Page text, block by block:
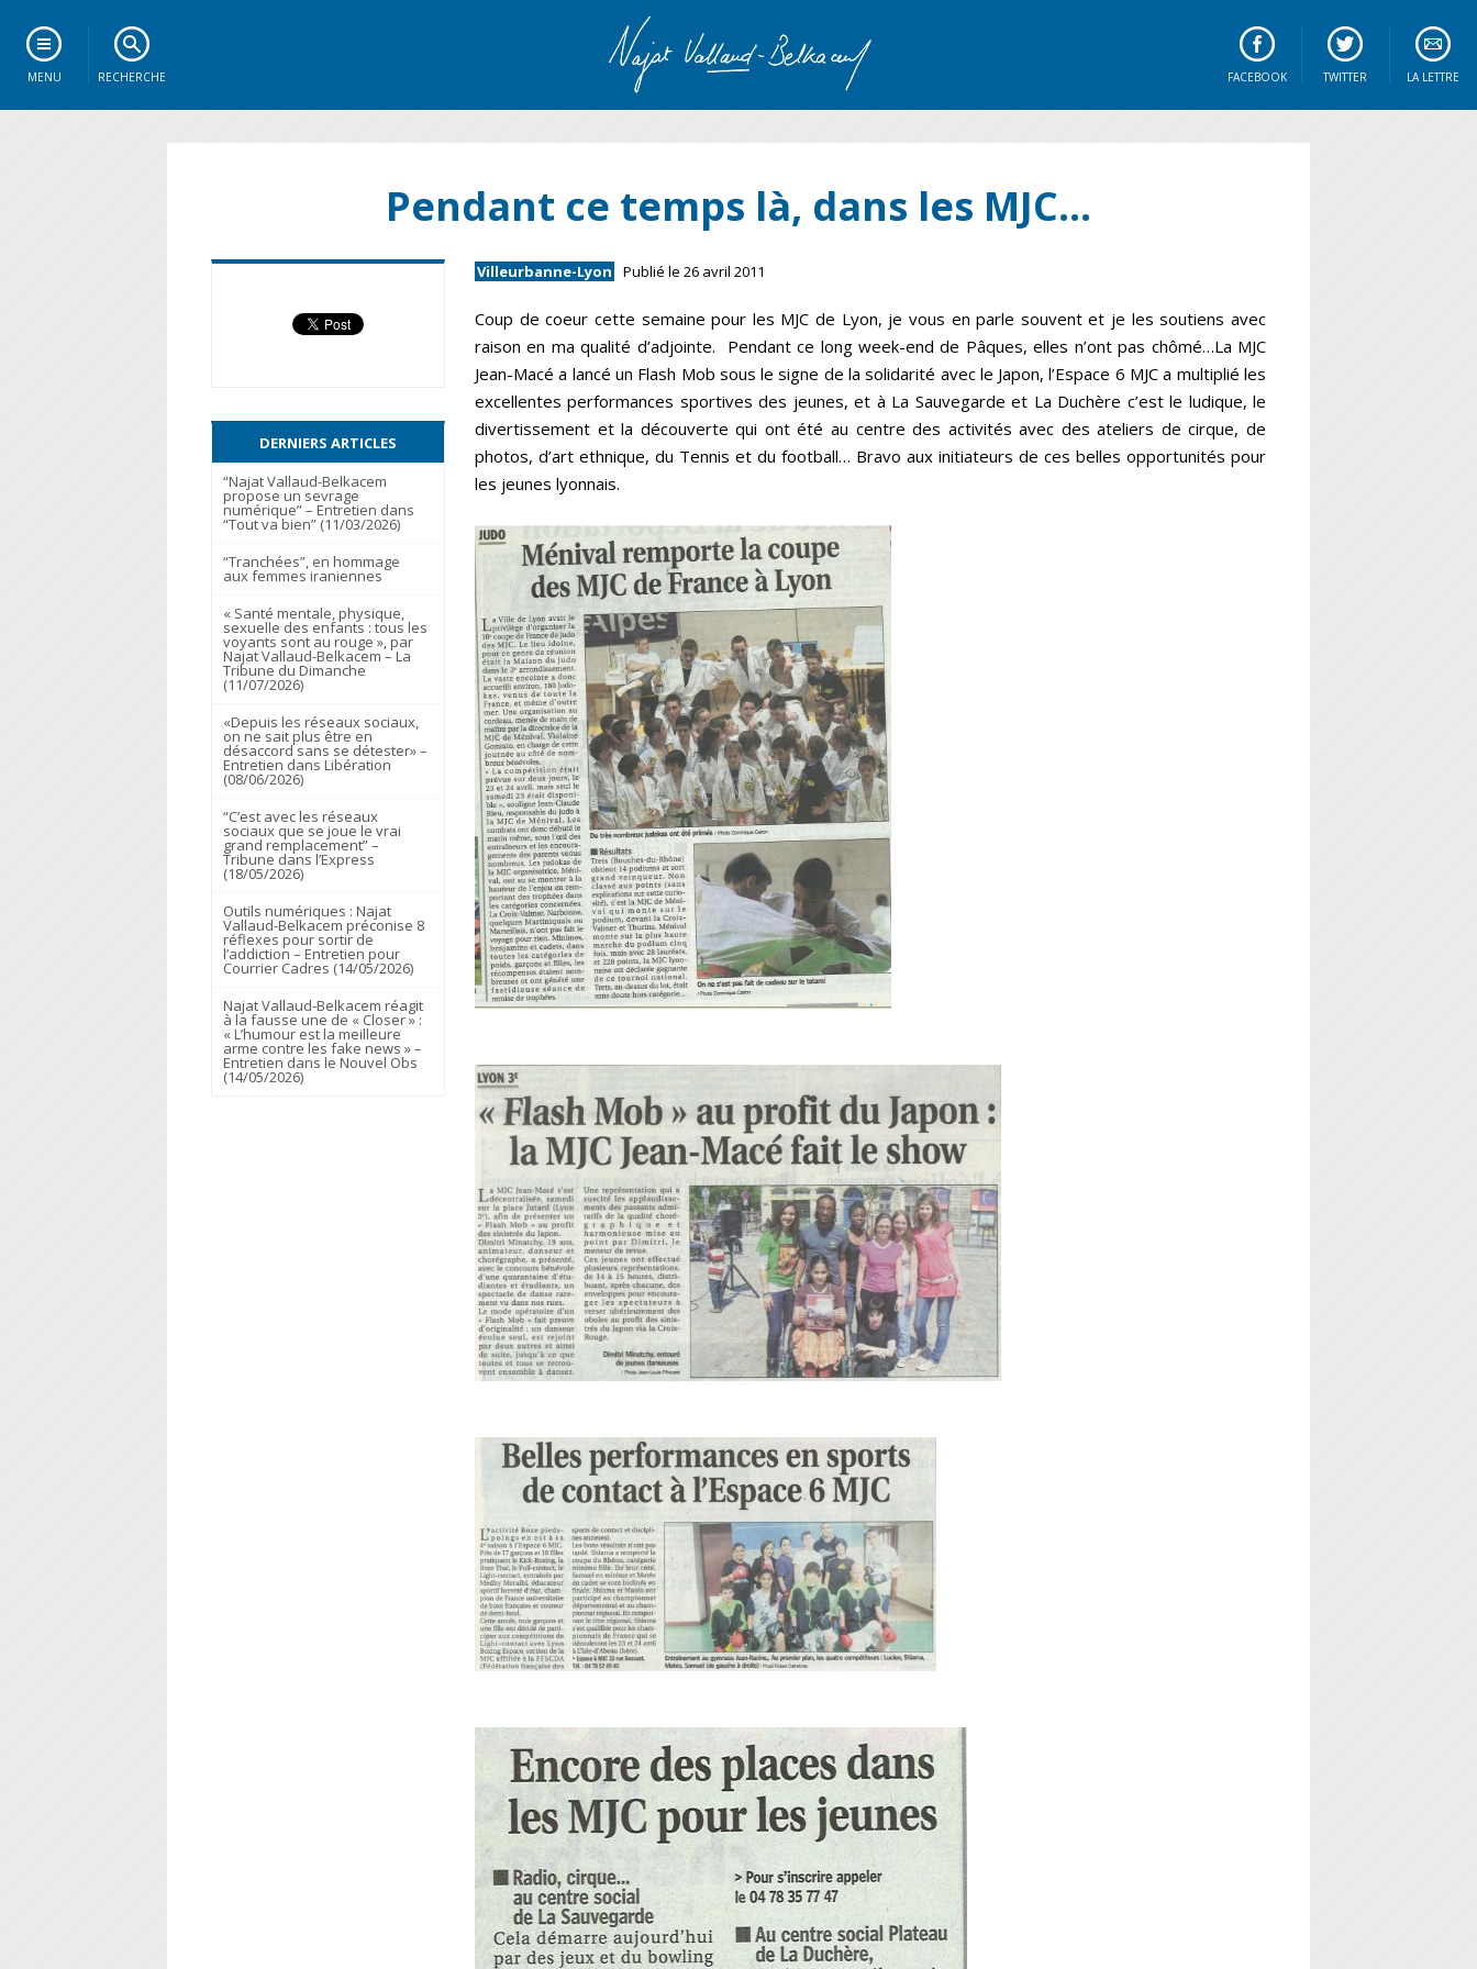
MENU RECHERCHE LA LETTRE
TWITTER
FACEBOOK
Pendant ce temps là, dans les MJC…
Villeurbanne-Lyon Publié le 26 avril 2011
Coup de coeur cette semaine pour les MJC de Lyon, je vous en parle souvent et je les soutiens avec
raison en ma qualité d’adjointe. Pendant ce long week-end de Pâques, elles n’ont pas chômé…La MJC
Jean-Macé a lancé un Flash Mob sous le signe de la solidarité avec le Japon, l’Espace 6 MJC a multiplié les
excellentes performances sportives des jeunes, et à La Sauvegarde et La Duchère c’est le ludique, le
divertissement et la découverte qui ont été au centre des activités avec des ateliers de cirque, de
photos, d’art ethnique, du Tennis et du football… Bravo aux initiateurs de ces belles opportunités pour
les jeunes lyonnais.
DERNIERS ARTICLES
“Najat Vallaud-Belkacem
propose un sevrage
numérique” – Entretien dans
“Tout va bien” (11/03/2026)
“Tranchées”, en hommage
aux femmes iraniennes
« Santé mentale, physique,
sexuelle des enfants : tous les
voyants sont au rouge », par
Najat Vallaud-Belkacem – La
Tribune du Dimanche
(11/07/2026)
«Depuis les réseaux sociaux,
on ne sait plus être en
désaccord sans se détester» –
Entretien dans Libération
(08/06/2026)
“C’est avec les réseaux
sociaux que se joue le vrai
grand remplacement” –
Tribune dans l’Express
(18/05/2026)
Outils numériques : Najat
Vallaud-Belkacem préconise 8
réflexes pour sortir de
l’addiction – Entretien pour
Courrier Cadres (14/05/2026)
Najat Vallaud-Belkacem réagit
à la fausse une de « Closer » :
« L’humour est la meilleure
arme contre les fake news » –
Entretien dans le Nouvel Obs
(14/05/2026)